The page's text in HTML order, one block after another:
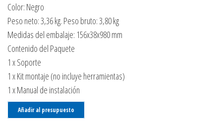
Color: Negro
Peso neto: 3,36 kg. Peso bruto: 3,80 kg
Medidas del embalaje: 156x38x980 mm
Contenido del Paquete
1 x Soporte
1 x Kit montaje (no incluye herramientas)
1 x Manual de instalación
Añadir al presupuesto